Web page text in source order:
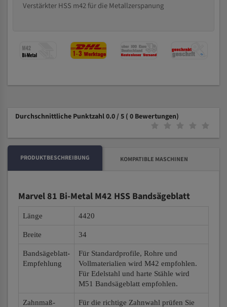
Verstärkter HSS m42 für die Metallzerspanung
Durchschnittliche Punktzahl 0.0 / 5 ( 0 Bewertungen)
PRODUKTBESCHREIBUNG KOMPATIBLE MASCHINEN
Marvel 81 Bi-Metal M42 HSS Bandsägeblatt
Länge 4420
Breite 34
Bandsägeblatt-
Empfehlung
Für Standardprofile, Rohre und
Vollmaterialien wird M42 empfohlen.
Für Edelstahl und harte Stähle wird
M51 Bandsägeblatt empfohlen.
Zahnmaß-
Für die richtige Zahnwahl prüfen Sie